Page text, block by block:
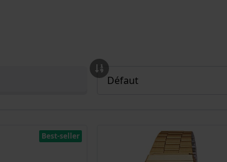
Best-seller